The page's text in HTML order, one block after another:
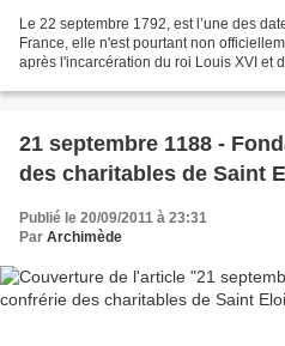
Le 22 septembre 1792, est l’une des
France, elle n'est pourtant non
après l'incarcération du roi Louis XVI et
21 septembre 1188 -
des charitables de Saint
Publié le 20/09/2011 à 23:31
Par Archimède